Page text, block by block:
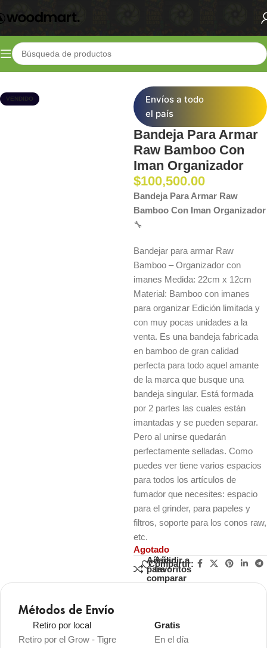
Inicio Shop Parafernalia Bandejas y Ceniceros
VENDIDO
Envíos a todo
el país
Bandeja Para Armar
Raw Bamboo Con
Iman Organizador
$100,500.00
Bandeja Para Armar Raw
Bamboo Con Iman Organizador
🔧
Bandejar para armar Raw
Bamboo – Organizador con
imanes Medida: 22cm x 12cm
Material: Bamboo con imanes
para organizar Edición limitada y
con muy pocas unidades a la
venta. Es una bandeja fabricada
en bamboo de gran calidad
perfecta para todo aquel amante
de la marca que busque una
bandeja singular. Está formada
por 2 partes las cuales están
imantadas y se pueden separar.
Pero al unirse quedarán
perfectamente selladas. Como
puedes ver tiene varios espacios
para todos los artículos de
fumador que necesites: espacio
para el grinder, para papeles y
filtros, soporte para los conos raw,
etc.
Agotado
Añadir
para
comparar
Añadir a
favoritos
Compartir:
Métodos de Envío
Retiro por local
Retiro por el Grow - Tigre
En el día
Gratis